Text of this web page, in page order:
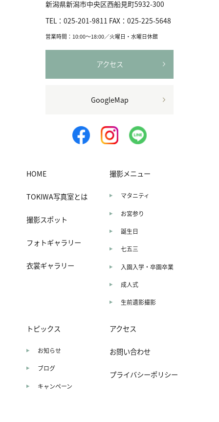
新潟県新潟市中央区⻄船見町5932-300
TEL： 025-201-9811 FAX： 025-225-5648
営業時間：10:00〜18:00／火曜日・水曜日休館
アクセス
GoogleMap
HOME
TOKIWA写真室とは
撮影スポット
フォトギャラリー
衣裳ギャラリー
撮影メニュー
マタニティ
お宮参り
誕生日
七五三
入園入学・卒園卒業
成人式
生前遺影撮影
トピックス
お知らせ
ブログ
キャンペーン
アクセス
お問い合わせ
プライバシーポリシー